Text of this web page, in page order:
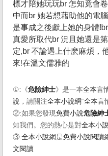
標才陪她玩玩br 怎知竟會
中而br 她若想藉助他的電
是事成之後獻上她的身體
真愛所取代br 況且她還是
定,br 不論遇上什麽麻煩，
來!在溫文儒雅的
①:《危險紳士》是一本全本言
說 ，請關注全本小說網“全本言
②:如果您發現免費小說危險紳
知我們。您的熱心是對全本小說
③:全本小說網是免費小說閱讀
文閱讀